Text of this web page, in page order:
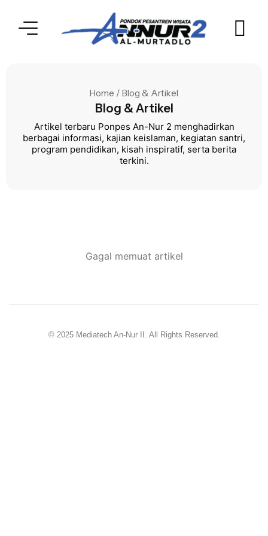
Home / Blog & Artikel
Blog & Artikel
Artikel terbaru Ponpes An-Nur 2 menghadirkan
berbagai informasi, kajian keislaman, kegiatan santri,
program pendidikan, kisah inspiratif, serta berita
terkini.
Gagal memuat artikel
© 2025 Mediatech An-Nur II. All Rights Reserved.